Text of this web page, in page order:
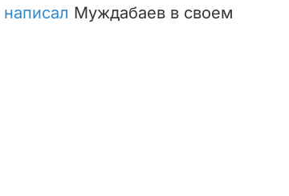
o
написал Муждабаев в своем